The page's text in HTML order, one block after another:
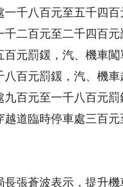
一千八百元至五千四
千二百元至二千四百
百元罰鍰，汽、機車闖
八百元罰鍰，汽、機
九百元至一千八百元
越道臨時停車處三百元
長張蒼波表示，提升